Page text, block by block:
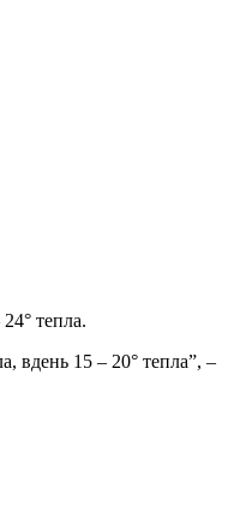
тепла.
вдень 15 – 20° тепла”, –